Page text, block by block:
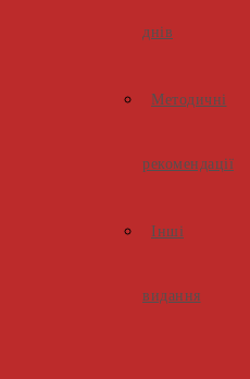
днів
Методичні
рекомендації
Інші
видання